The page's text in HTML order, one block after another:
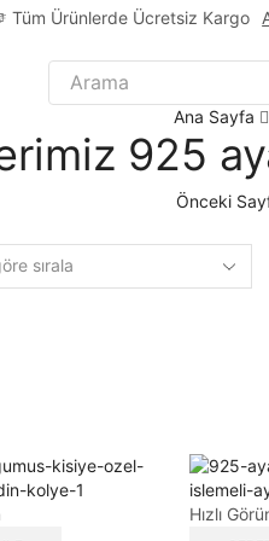
Tüm Ürünlerde Ücretsiz Kargo
Ana Sayfa
925
Önceki
Hızlı